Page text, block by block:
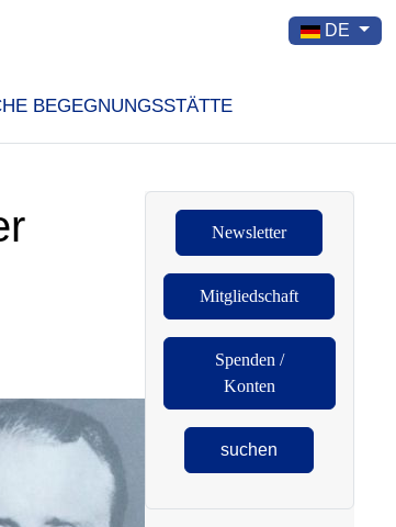
Sprache
DE
BEGEGNUNGSSTÄTTE
Newsletter
Mitgliedschaft
Spenden /
Konten
suchen